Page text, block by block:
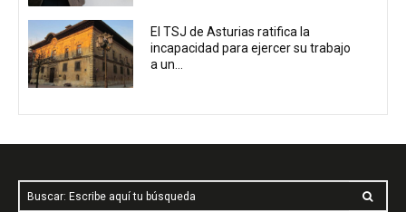
El TSJ de Asturias ratifica la
incapacidad para ejercer su trabajo
a un...
Buscar: Escribe aquí tu búsqueda